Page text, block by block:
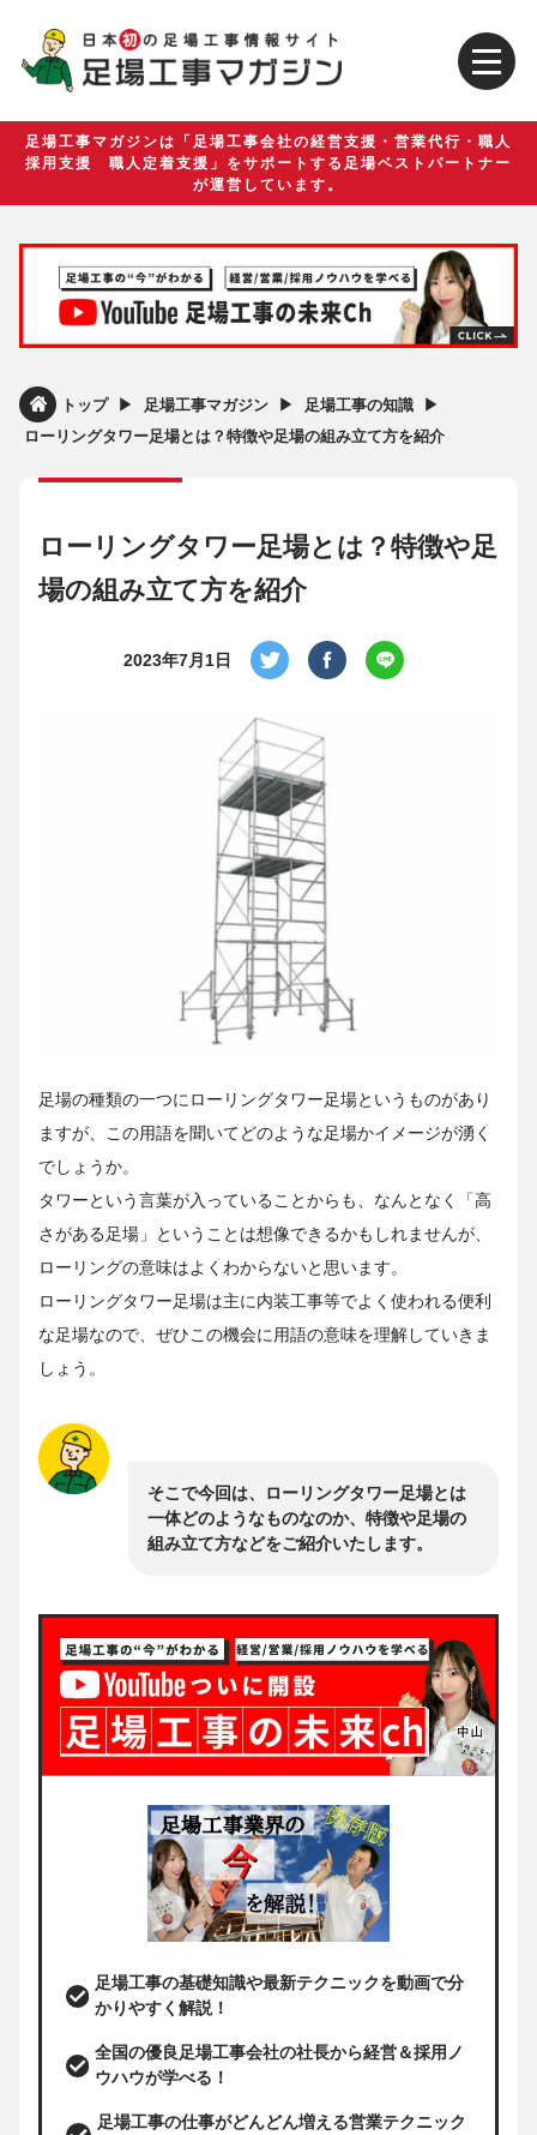
足場工事マガジンは「足場工事会社の経営支援・営業代行・職人
採用支援 職人定着支援」をサポートする足場ベストパートナー
が運営しています。
トップ ▶︎ 足場工事マガジン ▶︎ 足場工事の知識 ▶︎
ローリングタワー足場とは？特徴や足場の組み立て方を紹介
ローリングタワー足場とは？特徴や足
場の組み立て方を紹介
2023年7月1日
足場の種類の一つにローリングタワー足場というものがあり
ますが、この用語を聞いてどのような足場かイメージが湧く
でしょうか。
タワーという言葉が入っていることからも、なんとなく「高
さがある足場」ということは想像できるかもしれませんが、
ローリングの意味はよくわからないと思います。
ローリングタワー足場は主に内装工事等でよく使われる便利
な足場なので、ぜひこの機会に用語の意味を理解していきま
しょう。
そこで今回は、ローリングタワー足場とは
一体どのようなものなのか、特徴や足場の
組み立て方などをご紹介いたします。
足場工事の基礎知識や最新テクニックを動画で分
かりやすく解説！
全国の優良足場工事会社の社長から経営＆採用ノ
ウハウが学べる！
足場工事の仕事がどんどん増える営業テクニック